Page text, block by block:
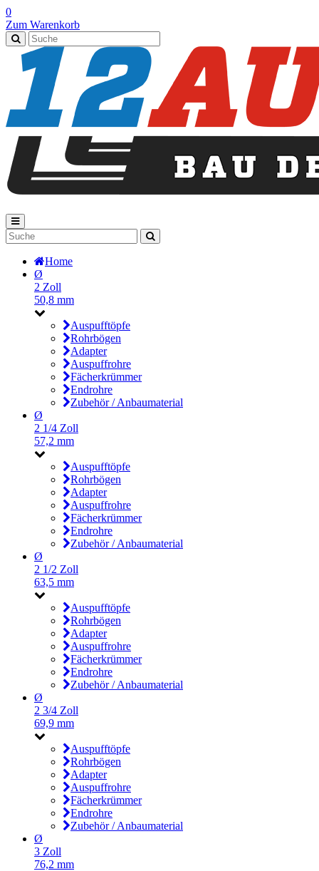
0
Zum Warenkorb
Home
Ø
2 Zoll
50,8 mm
Auspufftöpfe
Rohrbögen
Adapter
Auspuffrohre
Fächerkrümmer
Endrohre
Zubehör / Anbaumaterial
Ø
2 1/4 Zoll
57,2 mm
Auspufftöpfe
Rohrbögen
Adapter
Auspuffrohre
Fächerkrümmer
Endrohre
Zubehör / Anbaumaterial
Ø
2 1/2 Zoll
63,5 mm
Auspufftöpfe
Rohrbögen
Adapter
Auspuffrohre
Fächerkrümmer
Endrohre
Zubehör / Anbaumaterial
Ø
2 3/4 Zoll
69,9 mm
Auspufftöpfe
Rohrbögen
Adapter
Auspuffrohre
Fächerkrümmer
Endrohre
Zubehör / Anbaumaterial
Ø
3 Zoll
76,2 mm